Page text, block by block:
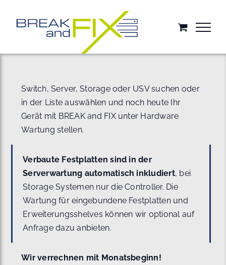
springen
Switch, Server, Storage oder USV suchen oder
in der Liste auswählen und noch heute Ihr
Gerät mit BREAK and FIX unter Hardware
Wartung stellen.
Verbaute Festplatten sind in der
Serverwartung automatisch inkludiert, bei
Storage Systemen nur die Controller. Die
Wartung für eingebundene Festplatten und
Erweiterungsshelves können wir optional auf
Anfrage dazu anbieten.
Wir verrechnen mit Monatsbeginn!